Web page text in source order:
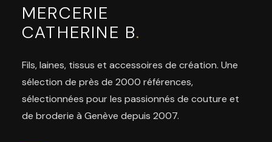
MERCERIE
CATHERINE B.
Fils, laines, tissus et accessoires de création. Une
sélection de près de 2000 références,
sélectionnées pour les passionnés de couture et
de broderie à Genève depuis 2007.